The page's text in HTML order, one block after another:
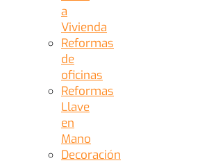
a
Vivienda
Reformas
de
oficinas
Reformas
Llave
en
Mano
Decoración